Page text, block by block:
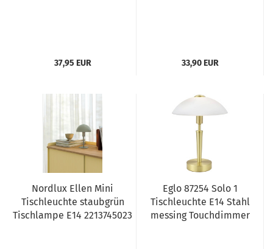
37,95 EUR 33,90 EUR
Nordlux Ellen Mini
Tischleuchte staubgrün
Tischlampe E14 2213745023
Eglo 87254 Solo 1
Tischleuchte E14 Stahl
messing Touchdimmer